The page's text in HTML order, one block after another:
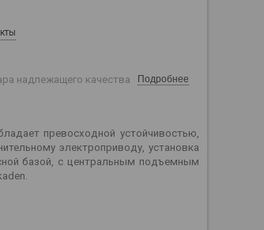
надлежащего качества Подробнее
превосходной устойчивостью,
электроприводу, установка
базой, с центральным подъемным